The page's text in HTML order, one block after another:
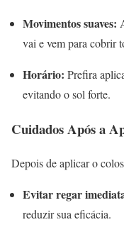
Movimentos suaves:
vai e vem para cobrir
Horário: Prefira
evitando o sol forte.
Cuidados Após a
Depois de aplicar o
Evitar regar
reduzir sua eficácia.